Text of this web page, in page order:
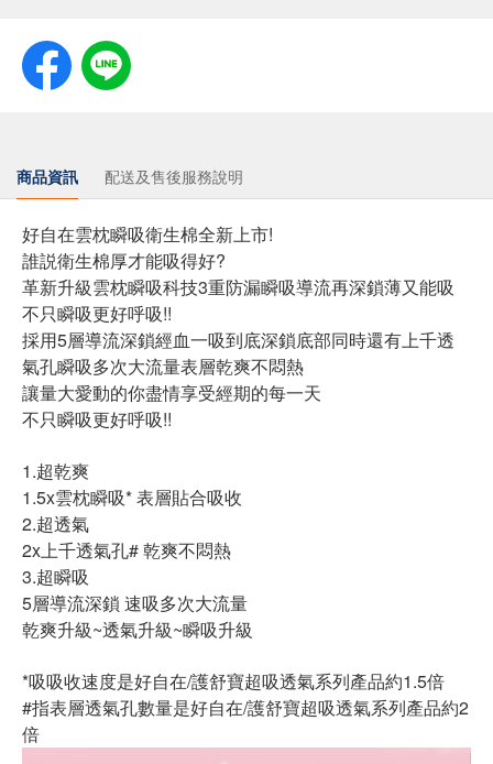
商品資訊 配送及售後服務說明
好自在雲枕瞬吸衛生棉全新上市!
誰説衛生棉厚才能吸得好?
革新升級雲枕瞬吸科技3重防漏瞬吸導流再深鎖薄又能吸
不只瞬吸更好呼吸!!
採用5層導流深鎖經血一吸到底深鎖底部同時還有上千透
氣孔瞬吸多次大流量表層乾爽不悶熱
讓量大愛動的你盡情享受經期的每一天
不只瞬吸更好呼吸!!
1.超乾爽
1.5x雲枕瞬吸* 表層貼合吸收
2.超透氣
2x上千透氣孔# 乾爽不悶熱
3.超瞬吸
5層導流深鎖 速吸多次大流量
乾爽升級~透氣升級~瞬吸升級
*吸吸收速度是好自在/護舒寶超吸透氣系列產品約1.5倍
#指表層透氣孔數量是好自在/護舒寶超吸透氣系列產品約2
倍